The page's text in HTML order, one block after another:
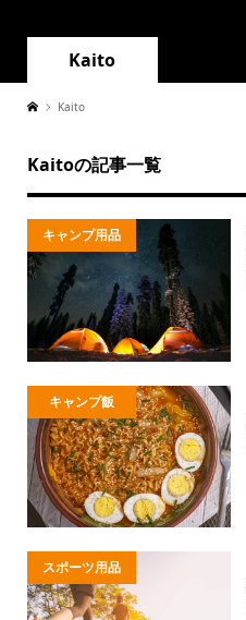
Kaito
Kaito
Kaitoの記事一覧
キャンプ用品
キャンプ飯
スポーツ用品